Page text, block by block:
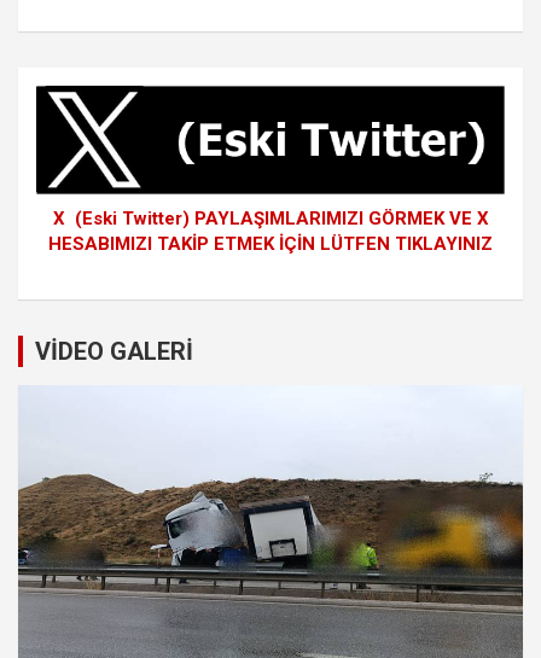
X (Eski Twitter) PAYLAŞIMLARIMIZI GÖRMEK VE X
HESABIMIZI TAKİP ETMEK İÇİN LÜTFEN TIKLAYINIZ
VİDEO GALERİ